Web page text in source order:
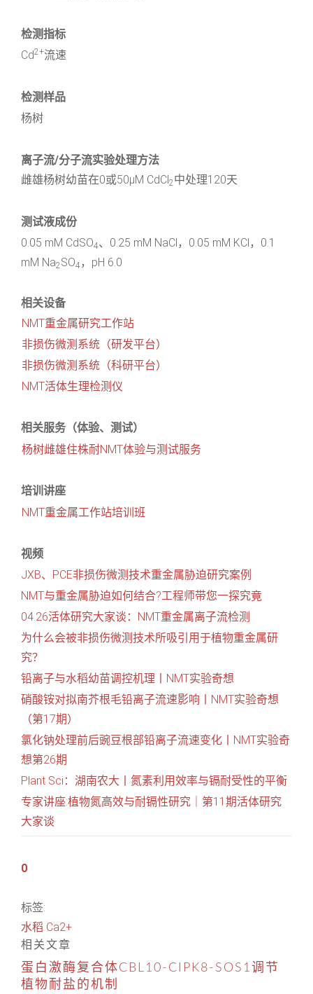
检测指标
Cd2+流速
检测样品
杨树
离子流/分子流实验处理方法
雌雄杨树幼苗在0或50μM CdCl2中处理120天
测试液成份
0.05 mM CdSO4、0.25 mM NaCl，0.05 mM KCl，0.1
mM Na2SO4 ，pH 6.0
相关设备
NMT重金属研究工作站
非损伤微测系统（研发平台）
非损伤微测系统（科研平台）
NMT活体生理检测仪
相关服务（体验、测试）
杨树雌雄住株耐NMT体验与测试服务
培训讲座
NMT重金属工作站培训班
视频
JXB、PCE非损伤微测技术重金属胁迫研究案例
NMT与重金属胁迫如何结合?工程师带您一探究竟
04.26活体研究大家谈：NMT重金属离子流检测
为什么会被非损伤微测技术所吸引用于植物重金属研
究？
铅离子与水稻幼苗调控机理丨NMT实验奇想
硝酸铵对拟南芥根毛铅离子流速影响丨NMT实验奇想
（第17期）
氯化钠处理前后豌豆根部铅离子流速变化丨NMT实验奇
想第26期
Plant Sci：湖南农大丨氮素利用效率与镉耐受性的平衡
专家讲座:植物氮高效与耐镉性研究｜第11期活体研究
大家谈
0
标签:
水稻 Ca2+
相关文章
蛋白激酶复合体CBL10-CIPK8-SOS1调节
植物耐盐的机制